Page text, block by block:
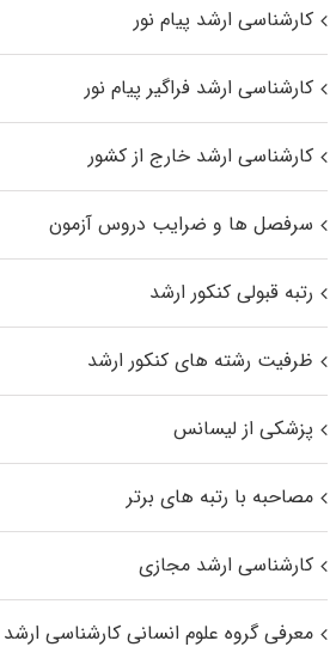
کارشناسی ارشد پیام نور
کارشناسی ارشد فراگیر پیام نور
کارشناسی ارشد خارج از کشور
سرفصل ها و ضرایب دروس آزمون
رتبه قبولی کنکور ارشد
ظرفیت رشته های کنکور ارشد
پزشکی از لیسانس
مصاحبه با رتبه های برتر
کارشناسی ارشد مجازی
معرفی گروه علوم انسانی کارشناسی ارشد